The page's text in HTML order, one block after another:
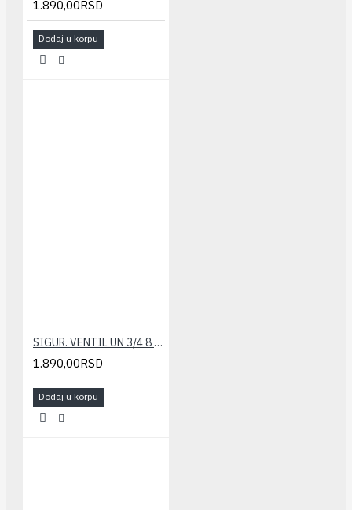
1.890,00RSD
Dodaj u korpu
SIGUR. VENTIL UN 3/4 8 bar CALEFFI
1.890,00RSD
Dodaj u korpu